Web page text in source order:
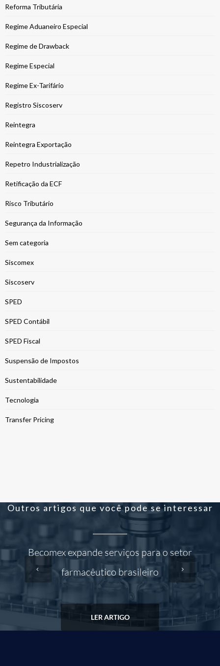
Reforma Tributária
Regime Aduaneiro Especial
Regime de Drawback
Regime Especial
Regime Ex-Tarifário
Registro Siscoserv
Reintegra
Reintegra Exportação
Repetro Industrialização
Retificação da ECF
Risco Tributário
Segurança da Informação
Sem categoria
Siscomex
Siscoserv
SPED
SPED Contábil
SPED Fiscal
Suspensão de Impostos
Sustentabilidade
Tecnologia
Transfer Pricing
Outros artigos que você pode se interessar
Becomex expande serviços para o setor
farmacêutico brasileiro
LER ARTIGO